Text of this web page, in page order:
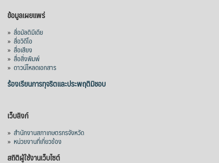
ข้อมูลเผยแพร่
» สื่อมัลติมีเดีย
» สื่อวิดีโอ
» สื่อเสียง
» สื่อสิ่งพิมพ์
» ดาวน์โหลดเอกสาร
ร้องเรียนการทุจริตและประพฤติมิชอบ
เว็บลิงก์
» สำนักงานสภาเกษตรกรจังหวัด
» หน่วยงานที่เกี่ยวข้อง
สถิติผู้ใช้งานเว็บไซต์